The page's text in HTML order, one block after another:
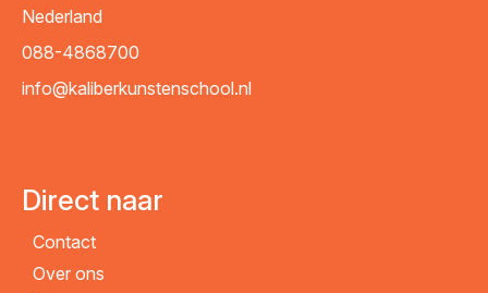
Nederland
088-4868700
info@kaliberkunstenschool.nl
Direct naar
Contact
Over ons